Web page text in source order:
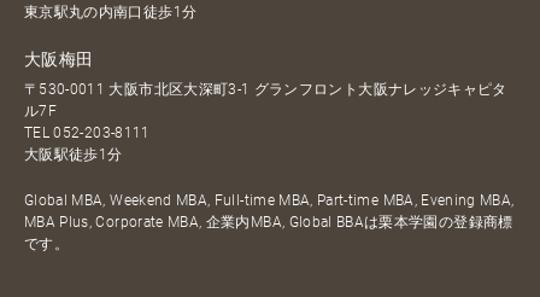
東京駅丸の内南口徒歩1分
大阪梅田
〒530-0011 大阪市北区大深町3-1 グランフロント大阪ナレッジキャピタ
ル7F
TEL052-203-8111
大阪駅徒歩1分
Global MBA, Weekend MBA, Full-time MBA, Part-time MBA, Evening MBA,
MBA Plus, Corporate MBA, 企業内MBA, Global BBAは栗本学園の登録商標
です。